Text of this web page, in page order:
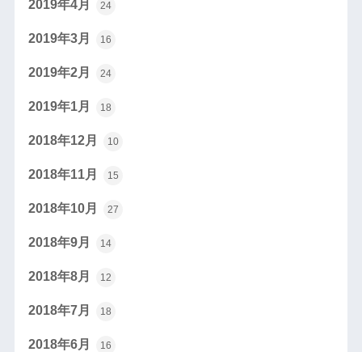
2019年4月 24
2019年3月 16
2019年2月 24
2019年1月 18
2018年12月 10
2018年11月 15
2018年10月 27
2018年9月 14
2018年8月 12
2018年7月 18
2018年6月 16